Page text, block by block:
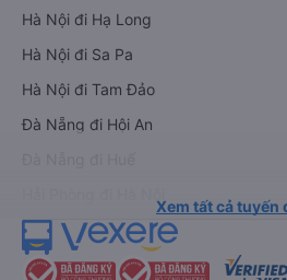
Hà Nội đi Hạ Long
Hà Nội đi Sa Pa
Hà Nội đi Tam Đảo
Đà Nẵng đi Hội An
Xem tất cả tuyến